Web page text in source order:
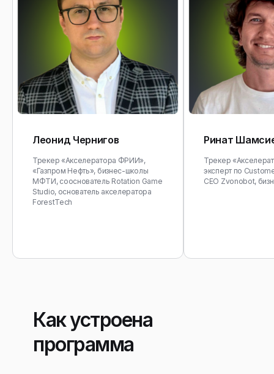
Леонид Чернигов
Трекер «Акселератора ФРИИ»,
«Газпром Нефть», бизнес-школы
МФТИ, сооснователь Rotation Game
Studio, основатель акселератора
ForestTech
Ринат
Трекер
эксперт по
CEO Zvonobot,
Как устроена
программа